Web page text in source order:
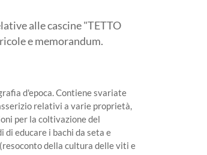
alle cascine "TETTO
e memorandum.
d'epoca. Contiene svariate
relativi a varie proprietà,
per la coltivazione del
di educare i bachi da seta e
della cultura delle viti e